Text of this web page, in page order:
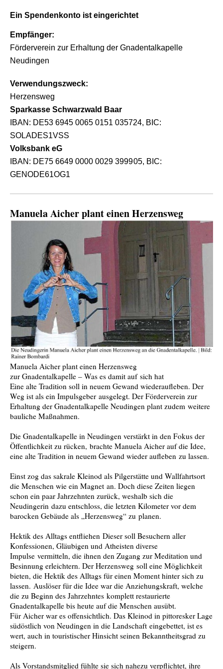
Ein Spendenkonto ist eingerichtet
Empfänger:
Förderverein zur Erhaltung der Gnadentalkapelle
Neudingen
Verwendungszweck:
Herzensweg
Sparkasse Schwarzwald Baar
IBAN: DE53 6945 0065 0151 035724, BIC:
SOLADES1VSS
Volksbank eG
IBAN: DE75 6649 0000 0029 3999 05, BIC:
GENODE61OG1
Manuela Aicher plant einen Herzensweg
Manuela Aicher plant einen Herzensweg
zur Gnadentalkapelle – Was es damit auf sich hat
Eine alte Tradition soll in neuem Gewand wiederaufleben. Der
Weg ist als ein Impulsgeber ausgelegt. Der Förderverein zur
Erhaltung der Gnadentalkapelle Neudingen plant zudem weitere
bauliche Maßnahmen.
Die Gnadentalkapelle in Neudingen verstärkt in den Fokus der
Öffentlichkeit zu rücken, brachte Manuela Aicher auf die Idee,
eine alte Tradition in neuem Gewand wieder aufleben zu lassen.
Einst zog das sakrale Kleinod als Pilgerstätte und Wallfahrtsort
die Menschen wie ein Magnet an. Doch diese Zeiten liegen
schon ein paar Jahrzehnten zurück, weshalb sich die
Neudingerin dazu entschloss, die letzten Kilometer vor dem
barocken Gebäude als „Herzensweg“ zu planen.
Hektik des Alltags entfliehen Dieser soll Besuchern aller
Konfessionen, Gläubigen und Atheisten diverse
Impulse vermitteln, die ihnen den Zugang zur Meditation und
Besinnung erleichtern. Der Herzensweg soll eine Möglichkeit
bieten, die Hektik des Alltags für einen Moment hinter sich zu
lassen. Auslöser für die Idee war die Anziehungskraft, welche
die zu Beginn des Jahrzehntes komplett restaurierte
Gnadentalkapelle bis heute auf die Menschen ausübt.
Für Aicher war es offensichtlich. Das Kleinod in pittoresker Lage
südöstlich von Neudingen in die Landschaft eingebettet, ist es
wert, auch in touristischer Hinsicht seinen Bekanntheitsgrad zu
steigern.
Als Vorstandsmitglied fühlte sie sich nahezu verpflichtet, ihre